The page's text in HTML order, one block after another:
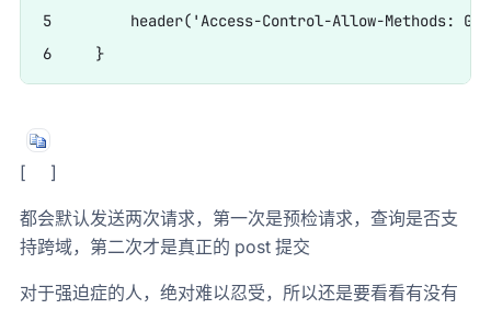
5         header('Access-Control-Allow-Methods:
[ ]
都会默认发送两次请求，第一次是预检请求，查询是否支
持跨域，第二次才是真正的 post 提交
对于强迫症的人，绝对难以忍受，所以还是要看看有没有